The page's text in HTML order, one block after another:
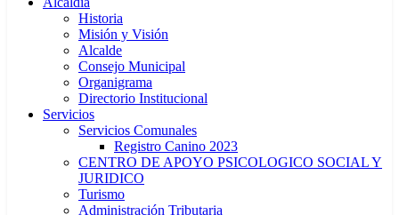
Historia
Misión y Visión
Alcalde
Consejo Municipal
Organigrama
Directorio Institucional
Servicios
Servicios Comunales
Registro Canino 2023
CENTRO DE APOYO PSICOLOGICO SOCIAL Y
JURIDICO
Turismo
Administración Tributaria